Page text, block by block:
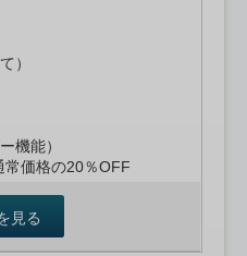
）
機能）
常価格の20％OFF
見る